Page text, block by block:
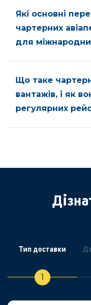
Які основні
чартерних
для
Що таке
вантажів, і як
регулярних
Тип доставки
1